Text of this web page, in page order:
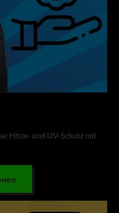
Hitze- und UV-Schutz mit